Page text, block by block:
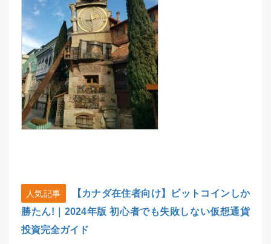
人気記事
【カナダ在住者向け】ビットコインしか
勝たん!｜2024年版 初心者でも失敗しない仮想通貨
投資完全ガイド